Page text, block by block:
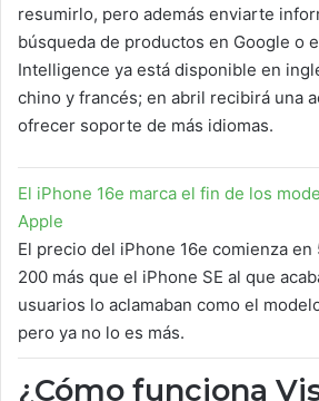
resumirlo, pero además enviarte
búsqueda de productos en Google o
Intelligence ya está disponible en
chino y francés; en abril recibirá una
ofrecer soporte de más idiomas.
El iPhone 16e marca el fin de los
Apple
El precio del iPhone 16e comienza en
200 más que el iPhone SE al que
usuarios lo aclamaban como el
pero ya no lo es más.
¿Cómo funciona